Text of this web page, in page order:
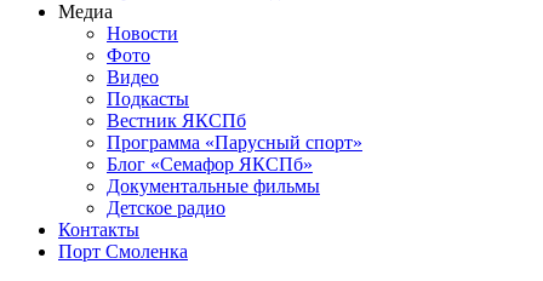
Медиа
Новости
Фото
Видео
Подкасты
Вестник ЯКСПб
Программа «Парусный спорт»
Блог «Семафор ЯКСПб»
Документальные фильмы
Детское радио
Контакты
Порт Смоленка